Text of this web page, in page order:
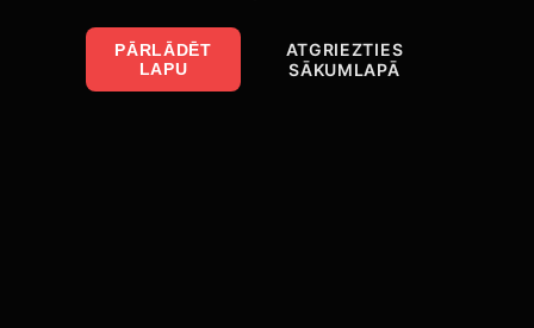
PĀRLĀDĒT
LAPU
ATGRIEZTIES
SĀKUMLAPĀ